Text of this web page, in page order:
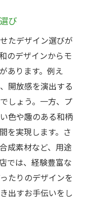
び
たデザイン選びが
のデザインからモ
あります。例え
開放感を演出する
しょう。一方、プ
色や趣のある和柄
を実現します。さ
成素材など、用途
では、経験豊富な
たりのデザインを
出すお手伝いをし